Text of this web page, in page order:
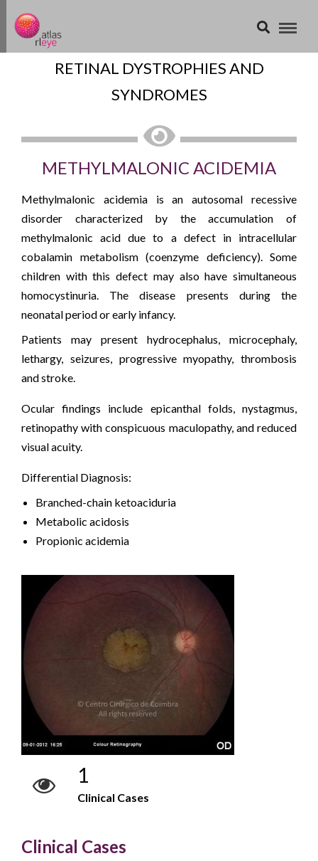
RETINAL DYSTROPHIES AND
SYNDROMES
METHYLMALONIC ACIDEMIA
Methylmalonic acidemia is an autosomal recessive
disorder characterized by the accumulation of
methylmalonic acid due to a defect in intracellular
cobalamin metabolism (coenzyme deficiency). Some
children with this defect may also have simultaneous
homocystinuria. The disease presents during the
neonatal period or early infancy.
Patients may present hydrocephalus, microcephaly,
lethargy, seizures, progressive myopathy, thrombosis
and stroke.
Ocular findings include epicanthal folds, nystagmus,
retinopathy with conspicuous maculopathy, and reduced
visual acuity.
Differential Diagnosis:
Branched-chain ketoaciduria
Metabolic acidosis
Propionic acidemia
1
Clinical Cases
Clinical Cases